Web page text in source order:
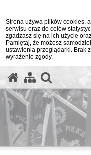
Strona używa plików cookies,
serwisu oraz do celów
zgadzasz się na ich użycie
Pamiętaj, że możesz
ustawienia przeglądarki. Brak
wyrażenie zgody.